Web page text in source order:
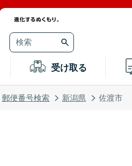
受け取る
郵便番号検索 新潟県 佐渡市